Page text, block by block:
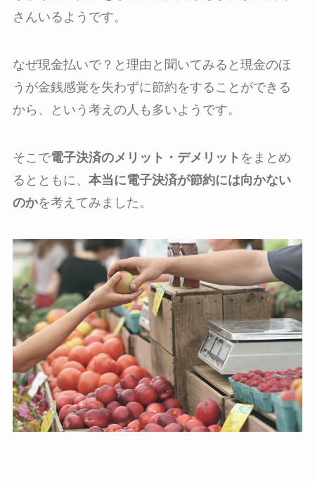
さんいるようです。
なぜ現金払いで？と理由と聞いてみると現金のほ
うが金銭感覚を失わずに節約をすることができる
から、という考えの人も多いようです。
そこで電子決済のメリット・デメリット をまとめ
るとともに、 本当に電子決済が節約には向かない
のかを考えてみました。